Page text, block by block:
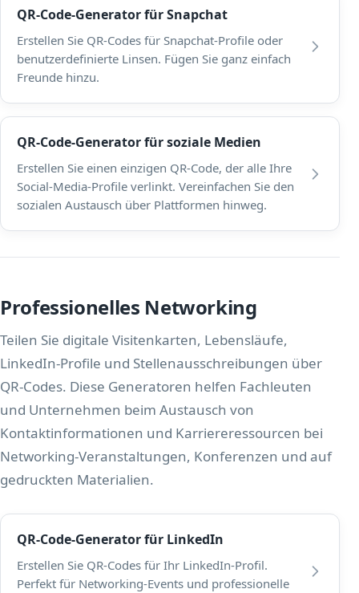
QR-Code-Generator für Snapchat
Erstellen Sie QR-Codes für Snapchat-Profile oder
benutzerdefinierte Linsen. Fügen Sie ganz einfach
Freunde hinzu.
QR-Code-Generator für soziale Medien
Erstellen Sie einen einzigen QR-Code, der alle Ihre
Social-Media-Profile verlinkt. Vereinfachen Sie den
sozialen Austausch über Plattformen hinweg.
Professionelles Networking
Teilen Sie digitale Visitenkarten, Lebensläufe,
LinkedIn-Profile und Stellenausschreibungen über
QR-Codes. Diese Generatoren helfen Fachleuten
und Unternehmen beim Austausch von
Kontaktinformationen und Karriereressourcen bei
Networking-Veranstaltungen, Konferenzen und auf
gedruckten Materialien.
QR-Code-Generator für LinkedIn
Erstellen Sie QR-Codes für Ihr LinkedIn-Profil.
Perfekt für Networking-Events und professionelle